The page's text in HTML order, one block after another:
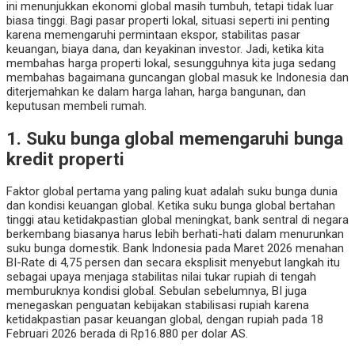
ini menunjukkan ekonomi global masih tumbuh, tetapi tidak luar
biasa tinggi. Bagi pasar properti lokal, situasi seperti ini penting
karena memengaruhi permintaan ekspor, stabilitas pasar
keuangan, biaya dana, dan keyakinan investor. Jadi, ketika kita
membahas harga properti lokal, sesungguhnya kita juga sedang
membahas bagaimana guncangan global masuk ke Indonesia dan
diterjemahkan ke dalam harga lahan, harga bangunan, dan
keputusan membeli rumah.
1. Suku bunga global memengaruhi bunga
kredit properti
Faktor global pertama yang paling kuat adalah suku bunga dunia
dan kondisi keuangan global. Ketika suku bunga global bertahan
tinggi atau ketidakpastian global meningkat, bank sentral di negara
berkembang biasanya harus lebih berhati-hati dalam menurunkan
suku bunga domestik. Bank Indonesia pada Maret 2026 menahan
BI-Rate di 4,75 persen dan secara eksplisit menyebut langkah itu
sebagai upaya menjaga stabilitas nilai tukar rupiah di tengah
memburuknya kondisi global. Sebulan sebelumnya, BI juga
menegaskan penguatan kebijakan stabilisasi rupiah karena
ketidakpastian pasar keuangan global, dengan rupiah pada 18
Februari 2026 berada di Rp16.880 per dolar AS.